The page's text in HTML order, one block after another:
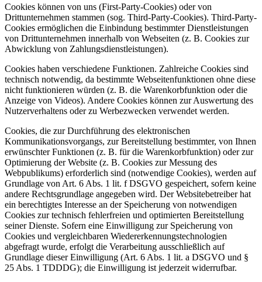
Cookies können von uns (First-Party-Cookies) oder von
Drittunternehmen stammen (sog. Third-Party-Cookies). Third-Party-
Cookies ermöglichen die Einbindung bestimmter Dienstleistungen
von Drittunternehmen innerhalb von Webseiten (z. B. Cookies zur
Abwicklung von Zahlungsdienstleistungen).
Cookies haben verschiedene Funktionen. Zahlreiche Cookies sind
technisch notwendig, da bestimmte Webseitenfunktionen ohne diese
nicht funktionieren würden (z. B. die Warenkorbfunktion oder die
Anzeige von Videos). Andere Cookies können zur Auswertung des
Nutzerverhaltens oder zu Werbezwecken verwendet werden.
Cookies, die zur Durchführung des elektronischen
Kommunikationsvorgangs, zur Bereitstellung bestimmter, von Ihnen
erwünschter Funktionen (z. B. für die Warenkorbfunktion) oder zur
Optimierung der Website (z. B. Cookies zur Messung des
Webpublikums) erforderlich sind (notwendige Cookies), werden auf
Grundlage von Art. 6 Abs. 1 lit. f DSGVO gespeichert, sofern keine
andere Rechtsgrundlage angegeben wird. Der Websitebetreiber hat
ein berechtigtes Interesse an der Speicherung von notwendigen
Cookies zur technisch fehlerfreien und optimierten Bereitstellung
seiner Dienste. Sofern eine Einwilligung zur Speicherung von
Cookies und vergleichbaren Wiedererkennungstechnologien
abgefragt wurde, erfolgt die Verarbeitung ausschließlich auf
Grundlage dieser Einwilligung (Art. 6 Abs. 1 lit. a DSGVO und §
25 Abs. 1 TDDDG); die Einwilligung ist jederzeit widerrufbar.